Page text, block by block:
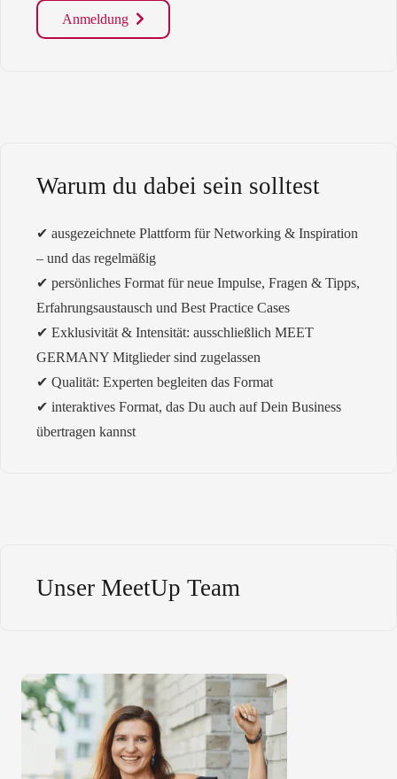
Anmeldung
Warum du dabei sein solltest
✔︎ ausgezeichnete Plattform für Networking & Inspiration
– und das regelmäßig
✔︎ persönliches Format für neue Impulse, Fragen & Tipps,
Erfahrungsaustausch und Best Practice Cases
✔︎ Exklusivität & Intensität: ausschließlich MEET
GERMANY Mitglieder sind zugelassen
✔︎ Qualität: Experten begleiten das Format
✔︎ interaktives Format, das Du auch auf Dein Business
übertragen kannst
Unser MeetUp Team